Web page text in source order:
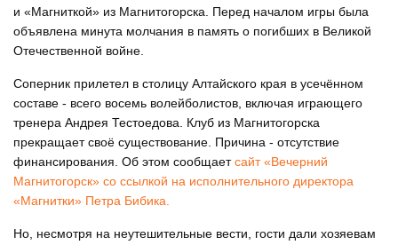
и «Магниткой» из Магнитогорска. Перед началом игры была
объявлена минута молчания в память о погибших в Великой
Отечественной войне.
Соперник прилетел в столицу Алтайского края в усечённом
составе - всего восемь волейболистов, включая играющего
тренера Андрея Тестоедова. Клуб из Магнитогорска
прекращает своё существование. Причина - отсутствие
финансирования. Об этом сообщаетсайт «Вечерний
Магнитогорск» со ссылкой на исполнительного директора
«Магнитки» Петра Бибика.
Но, несмотря на неутешительные вести, гости дали хозяевам